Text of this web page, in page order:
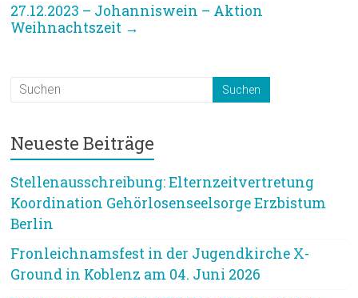
27.12.2023 – Johanniswein – Aktion
Weihnachtszeit →
Neueste Beiträge
Stellenausschreibung: Elternzeitvertretung
Koordination Gehörlosenseelsorge Erzbistum
Berlin
Fronleichnamsfest in der Jugendkirche X-
Ground in Koblenz am 04. Juni 2026